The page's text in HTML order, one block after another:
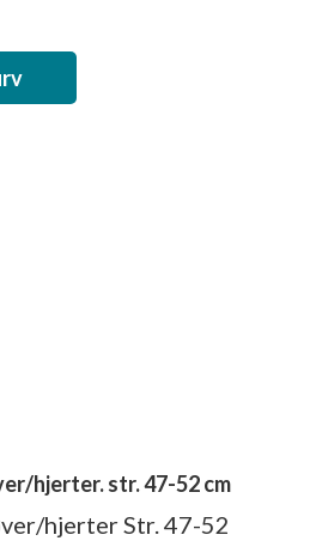
hjerter. str. 47-52 cm
hjerter Str. 47-52